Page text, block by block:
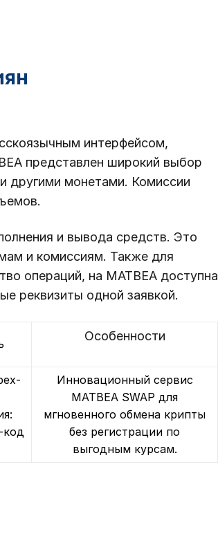
интерфейсом,
представлен широкий выбор
другими монетами. Комиссии
и вывода средств. Это
и комиссиям. Также для
операций, на MATBEA доступна
реквизиты одной заявкой.
Особенности
Инновационный сервис
MATBEA SWAP для
мгновенного обмена крипты
без регистрации по
выгодным курсам.